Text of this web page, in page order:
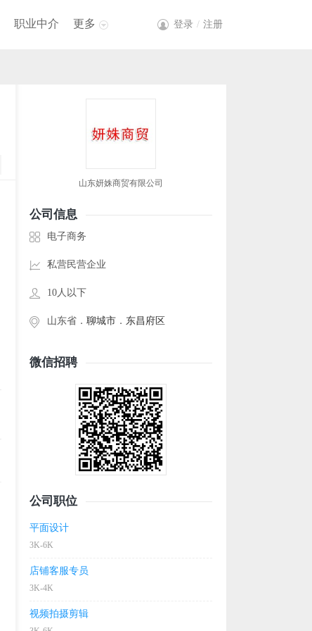
职业中介 更多 登录 / 注册
山东妍姝商贸有限公司
公司信息
电子商务
私营民营企业
10人以下
山东省． 聊城市 ． 东昌府区
微信招聘
公司职位
平面设计
3K-6K
店铺客服专员
3K-4K
视频拍摄剪辑